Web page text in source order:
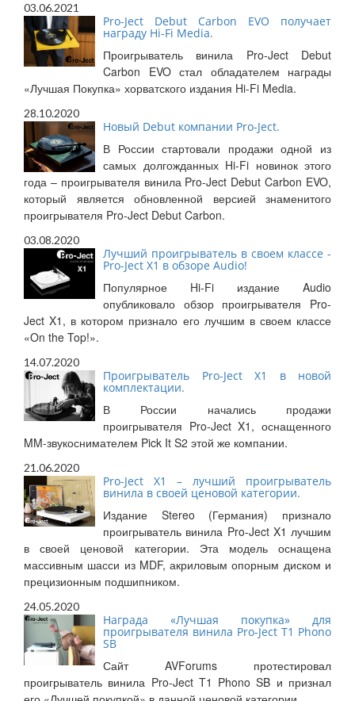
03.06.2021
Pro-Ject Debut Carbon EVO получает
награду Hi-Fi Media.
Проигрыватель винила Pro-Ject Debut
Carbon EVO стал обладателем награды
«Лучшая Покупка» хорватского издания Hi-Fi Media.
28.10.2020
Новый Debut компании Pro-Ject.
В России стартовали продажи одной из
самых долгожданных Hi-Fi новинок этого
года – проигрывателя винила Pro-Ject Debut Carbon EVO,
который является обновленной версией знаменитого
проигрывателя Pro-Ject Debut Carbon.
03.08.2020
Лучший проигрыватель в своем классе -
Pro-Ject X1 в обзоре Audio!
Популярное Hi-Fi издание Audio
опубликовало обзор проигрывателя Pro-
Ject X1, в котором признало его лучшим в своем классе
«On the Top!».
14.07.2020
Проигрыватель Pro-Ject X1 в новой
комплектации.
В России начались продажи
проигрывателя Pro-Ject X1, оснащенного
MM-звукоснимателем Pick It S2 этой же компании.
21.06.2020
Pro-Ject X1 – лучший проигрыватель
винила в своей ценовой категории.
Издание Stereo (Германия) признало
проигрыватель винила Pro-Ject X1 лучшим
в своей ценовой категории. Эта модель оснащена
массивным шасси из MDF, акриловым опорным диском и
прецизионным подшипником.
24.05.2020
Награда «Лучшая покупка» для
проигрывателя винила Pro-Ject T1 Phono
SB
Сайт AVForums протестировал
проигрыватель винила Pro-Ject T1 Phono SB и признал